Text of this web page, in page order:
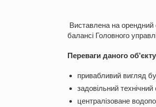
Виставлена на орендний
балансі Головного
Переваги даного об’єкту
привабливий вигляд
задовільний технічний
централізоване